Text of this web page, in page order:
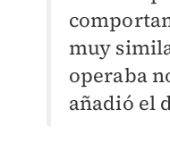
muy
operaba
añadió el